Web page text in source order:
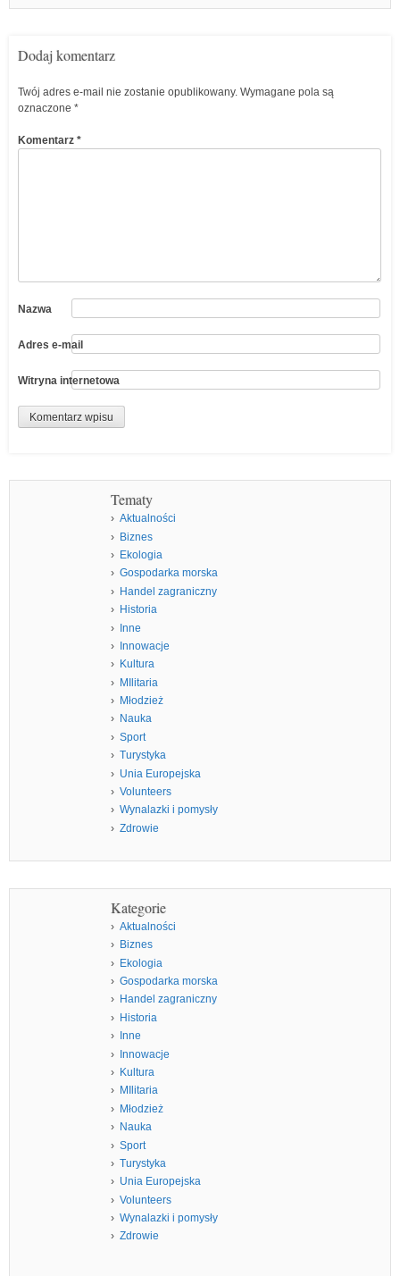
Dodaj komentarz
Twój adres e-mail nie zostanie opublikowany. Wymagane pola są
oznaczone *
Komentarz *
Nazwa
Adres e-mail
Witryna internetowa
Tematy
Aktualności
Biznes
Ekologia
Gospodarka morska
Handel zagraniczny
Historia
Inne
Innowacje
Kultura
MIlitaria
Młodzież
Nauka
Sport
Turystyka
Unia Europejska
Volunteers
Wynalazki i pomysły
Zdrowie
Kategorie
Aktualności
Biznes
Ekologia
Gospodarka morska
Handel zagraniczny
Historia
Inne
Innowacje
Kultura
MIlitaria
Młodzież
Nauka
Sport
Turystyka
Unia Europejska
Volunteers
Wynalazki i pomysły
Zdrowie